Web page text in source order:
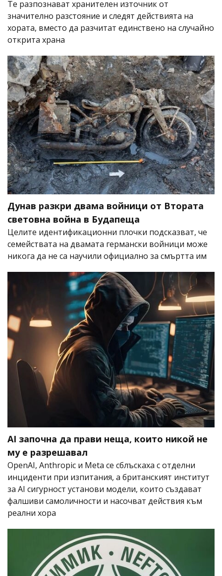
Те разпознават хранителен източник от
значително разстояние и следят действията на
хората, вместо да разчитат единствено на случайно
открита храна
Дунав разкри двама войници от Втората
световна война в Будапеща
Целите идентификационни плочки подсказват, че
семействата на двамата германски войници може
никога да не са научили официално за смъртта им
AI започна да прави неща, които никой не
му е разрешавал
OpenAI, Anthropic и Meta се сблъскаха с отделни
инциденти при изпитания, а британският институт
за AI сигурност установи модели, които създават
фалшиви самоличности и насочват действия към
реални хора